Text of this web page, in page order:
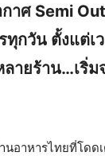
าศ Semi
ทุกวัน ตั้งแต่
ลายร้าน…เริ่ม
นอาหารไทยที่โดด